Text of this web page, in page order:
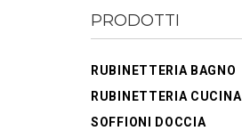
PRODOTTI
RUBINETTERIA BAGNO
RUBINETTERIA CUCINA
SOFFIONI DOCCIA